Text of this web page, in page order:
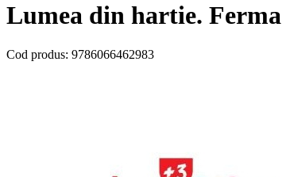
Lumea din hartie. Ferma
Cod produs: 9786066462983